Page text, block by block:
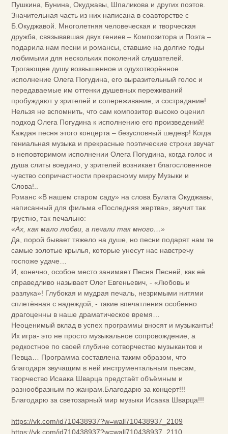
Пушкина, Бунина, Окуджавы, Шпаликова и других поэтов.
Значительная часть из них написана в соавторстве с
Б.Окуджавой. Многолетняя человеческая и творческая
дружба, связывавшая двух гениев – Композитора и Поэта –
подарила нам песни и романсы, ставшие на долгие годы
любимыми для нескольких поколений слушателей.
Трогающее душу возвышенное и одухотворённое
исполнение Олега Погудина, его выразительный голос и
передаваемые им оттенки душевных переживаний
пробуждают у зрителей и сопереживание, и сострадание!
Нельзя не вспомнить, что сам композитор высоко оценил
подход Олега Погудина к исполнению его произведений!
Каждая песня этого концерта – безусловный шедевр! Когда
гениальная музыка и прекрасные поэтические строки звучат
в неповторимом исполнении Олега Погудина, когда голос и
душа слиты воедино, у зрителей возникает благословенное
чувство сопричастности прекрасному миру Музыки и
Слова!..
Романс «В нашем старом саду» на слова Булата Окуджавы,
написанный для фильма «Последняя жертва», звучит так
грустно, так печально:
«Ах, как мало любви, а печали так много…»
Да, порой бывает тяжело на душе, но песни подарят нам те
самые золотые крылья, которые унесут нас навстречу
госпоже удаче…
И, конечно, особое место занимает Песня Песней, как её
справедливо называет Олег Евгеньевич, - «Любовь и
разлука»! Глубокая и мудрая печаль, незримыми нитями
сплетённая с надеждой, - такие впечатления особенно
драгоценны в наше драматическое время…
Неоценимый вклад в успех программы вносят и музыканты!
Их игра- это не просто музыкальное сопровождение, а
редкостное по своей глубине сотворчество музыкантов и
Певца… Программа составлена таким образом, что
благодаря звучащим в ней инструментальным пьесам,
творчество Исаака Шварца предстаёт объёмным и
разнообразным по жанрам.Благодарю за концерт!!!
Благодарю за светозарный мир музыки Исаака Шварца!!!
https://vk.com/id710438937?w=wall710438937_2109
https://vk.com/id710438937?w=wall710438937_2110